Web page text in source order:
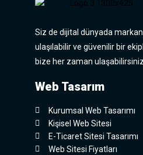
Siz de dijital dünyada
ulaşılabilir ve güvenilir bir
bize her zaman
Web Tasarım
Kurumsal Web Tasarımı
Kişisel Web Sitesi
E-Ticaret Sitesi Tasarımı
Web Sitesi Fiyatları